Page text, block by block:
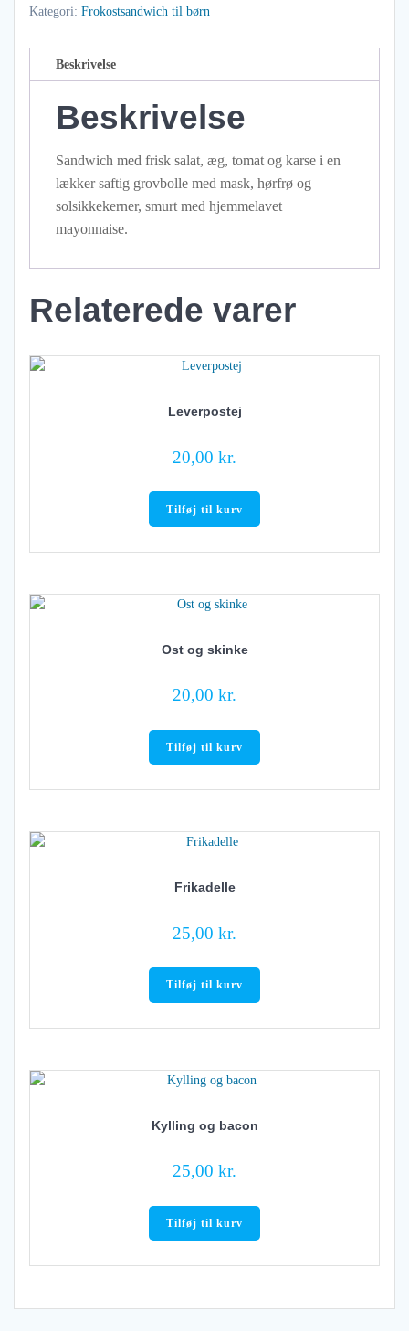
antal
Kategori: Frokostsandwich til børn
Beskrivelse
Beskrivelse
Sandwich med frisk salat, æg, tomat og karse i en
lækker saftig grovbolle med mask, hørfrø og
solsikkekerner, smurt med hjemmelavet
mayonnaise.
Relaterede varer
Leverpostej
20,00 kr.
Tilføj til kurv
Ost og skinke
20,00 kr.
Tilføj til kurv
Frikadelle
25,00 kr.
Tilføj til kurv
Kylling og bacon
25,00 kr.
Tilføj til kurv